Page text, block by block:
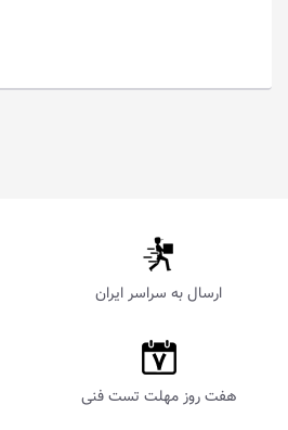
ارسال به سراسر ایران
هفت روز مهلت تست فنی